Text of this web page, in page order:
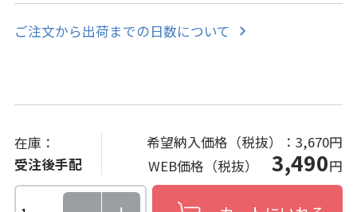
ご注文から出荷までの日数について
在庫：
受注後手配
希望納入価格（税抜）：3,670円
WEB価格（税抜）3,490円